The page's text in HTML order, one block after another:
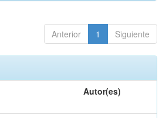
Anterior 1 Siguiente
Autor(es)